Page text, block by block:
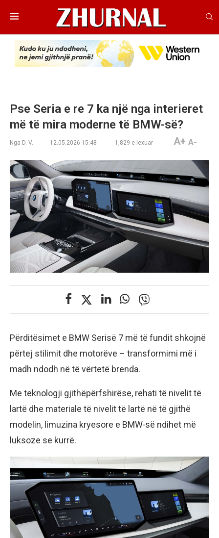
Pse Seria e re 7 ka një nga interieret
më të mira moderne të BMW-së?
Nga D. V. 12.05.2026 15:48 1,829 e lexuar A+ A-
Përditësimet e BMW Serisë 7 më të fundit shkojnë
përtej stilimit dhe motorëve – transformimi më i
madh ndodh në të vërtetë brenda.
Me teknologji gjithëpërfshirëse, rehati të nivelit të
lartë dhe materiale të nivelit të lartë në të gjithë
modelin, limuzina kryesore e BMW-së ndihet më
luksoze se kurrë.